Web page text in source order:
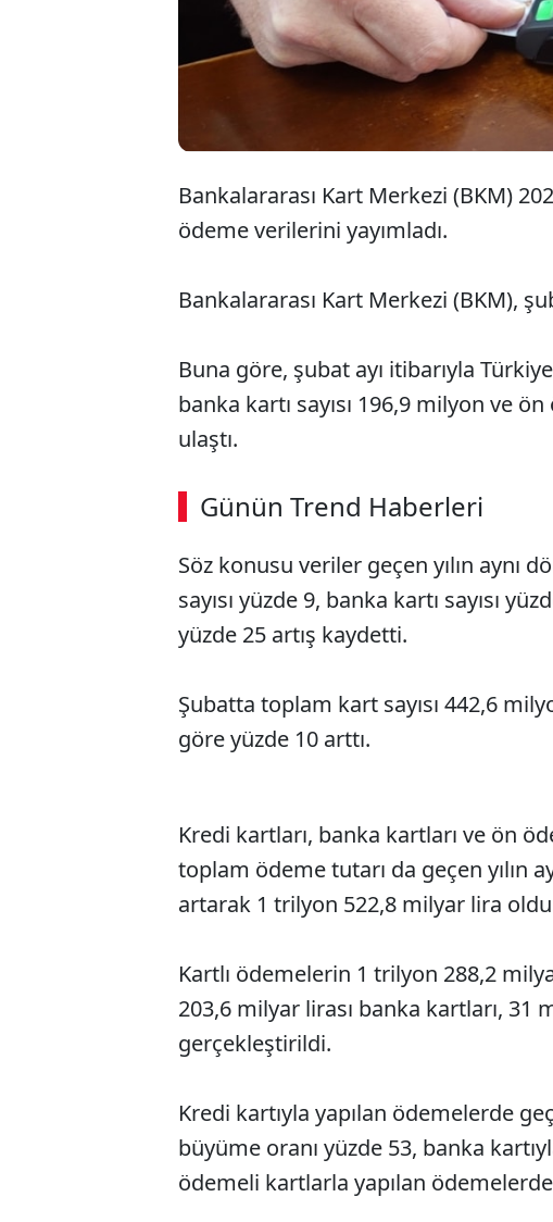
Bankalararası Kart Merkezi (BKM)
ödeme verilerini yayımladı.
Bankalararası Kart Merkezi (BKM),
Buna göre, şubat ayı itibarıyla
banka kartı sayısı 196,9 milyon ve
ulaştı.
Günün Trend Haberleri
Söz konusu veriler geçen yılın aynı
sayısı yüzde 9, banka kartı sayısı
yüzde 25 artış kaydetti.
Şubatta toplam kart sayısı 442,6
göre yüzde 10 arttı.
Kredi kartları, banka kartları ve ön
toplam ödeme tutarı da geçen yılın
artarak 1 trilyon 522,8 milyar lira
Kartlı ödemelerin 1 trilyon 288,2
203,6 milyar lirası banka kartları, 31
gerçekleştirildi.
Kredi kartıyla yapılan ödemelerde
büyüme oranı yüzde 53, banka
ödemeli kartlarla yapılan